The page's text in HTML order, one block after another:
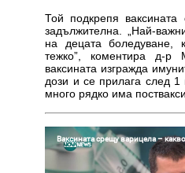
Той подкрепя
задължителна. „Най-
на децата боледуване,
тежко”, коментира д-
ваксината изгражда
дози и се прилага след
много рядко има